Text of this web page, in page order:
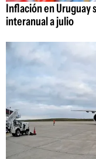
Inflación en Uruguay
interanual a julio